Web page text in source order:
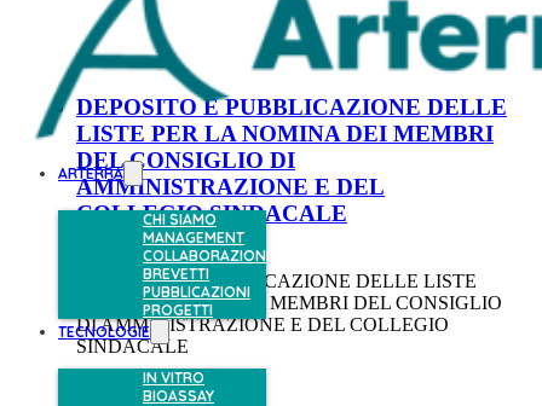
ARTERRA
CHI SIAMO
MANAGEMENT
COLLABORAZIONI
BREVETTI
PUBBLICAZIONI
PROGETTI
TECNOLOGIE
IN VITRO
BIOASSAY
DEPOSITO E PUBBLICAZIONE DELLE
LISTE PER LA NOMINA DEI MEMBRI
DEL CONSIGLIO DI
AMMINISTRAZIONE E DEL
COLLEGIO SINDACALE
23 Aprile 2025
DEPOSITO E PUBBLICAZIONE DELLE LISTE
PER LA NOMINA DEI MEMBRI DEL CONSIGLIO
DI AMMINISTRAZIONE E DEL COLLEGIO
SINDACALE